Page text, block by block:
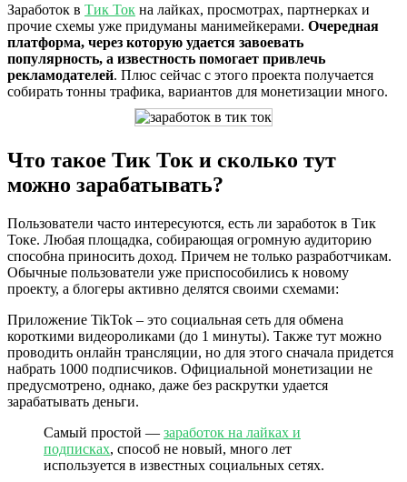
Заработок в Тик Ток на лайках, просмотрах, партнерках и
прочие схемы уже придуманы манимейкерами. Очередная
платформа, через которую удается завоевать
популярность, а известность помогает привлечь
рекламодателей. Плюс сейчас с этого проекта получается
собирать тонны трафика, вариантов для монетизации много.
Что такое Тик Ток и сколько тут
можно зарабатывать?
Пользователи часто интересуются, есть ли заработок в Тик
Токе. Любая площадка, собирающая огромную аудиторию
способна приносить доход. Причем не только разработчикам.
Обычные пользователи уже приспособились к новому
проекту, а блогеры активно делятся своими схемами:
Приложение TikTok – это социальная сеть для обмена
короткими видеороликами (до 1 минуты). Также тут можно
проводить онлайн трансляции, но для этого сначала придется
набрать 1000 подписчиков. Официальной монетизации не
предусмотрено, однако, даже без раскрутки удается
зарабатывать деньги.
Самый простой — заработок на лайках и
подписках, способ не новый, много лет
используется в известных социальных сетях.